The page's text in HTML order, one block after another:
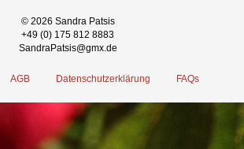
© 2026 Sandra Patsis
+49 (0) 175 812 8883
SandraPatsis@gmx.de
AGB Datenschutzerklärung FAQs